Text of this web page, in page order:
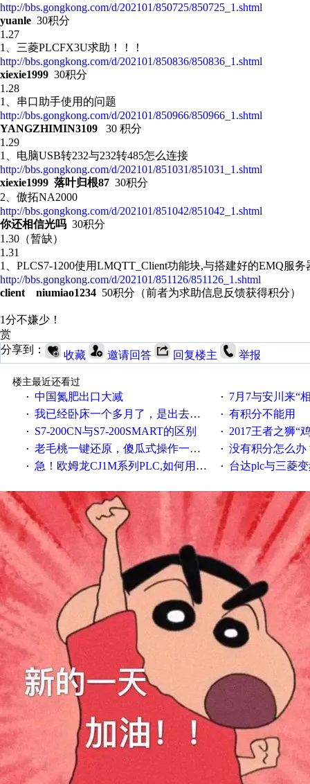
http://bbs.gongkong.com/d/202101/850725/850725_1.shtml
yuanle 30积分
1.27
1、三菱PLCFX3U求助！！！
http://bbs.gongkong.com/d/202101/850836/850836_1.shtml
xiexie1999 30积分
1.28
1、串口助手使用的问题
http://bbs.gongkong.com/d/202101/850966/850966_1.shtml
YANGZHIMIN3109 30 积分
1.29
1、电脑USB转232与232转485怎么连接
http://bbs.gongkong.com/d/202101/851031/851031_1.shtml
xiexie1999 落叶归根87 30积分
2、傲拓NA2000
http://bbs.gongkong.com/d/202101/851042/851042_1.shtml
你还相信光吗 30积分
1.30（暂缺）
1.31
1、PLCS7-1200使用LMQTT_Client功能块,与搭建好的EMQ服务
http://bbs.gongkong.com/d/202101/851126/851126_1.shtml
client niumiao1234 50积分（前者为求助信息反馈获得积分）
1分不嫌少！
赏
分享到：
收藏 邀请回答 回复楼主 举报
楼主最近还看过
· 中国氮肥出口大减 · 7月7与安川来“
· 我已经卧床一个多月了，是出去安装机械手在高速遭遇车祸所致:大家工作都要特别注意啊 · 有积分不能用
· S7-200CN与S7-200SMART的区别 · 2017王者之狮“鸡”情签到
· 老毛桃一键还原，傻瓜式操作一键轻松备份还原；程序为向导式安装，一键即可实现自动备份或还原系统。 · 没有积分怎么办
· 急！欧姆龙CJ1M系列PLC,如何用时间控制变频器。要求时间在组态王中可以自由输入！拜托各位大神了！ · 台达plc与三菱